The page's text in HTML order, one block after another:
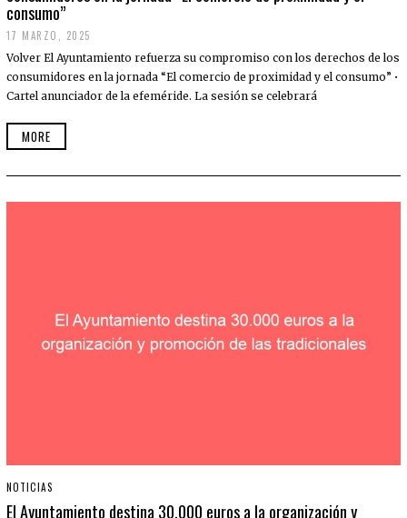
consumo”
17 MARZO, 2025
Volver El Ayuntamiento refuerza su compromiso con los derechos de los
consumidores en la jornada “El comercio de proximidad y el consumo” •
Cartel anunciador de la efeméride. La sesión se celebrará
MORE
NOTICIAS
El Ayuntamiento destina 30.000 euros a la organización y